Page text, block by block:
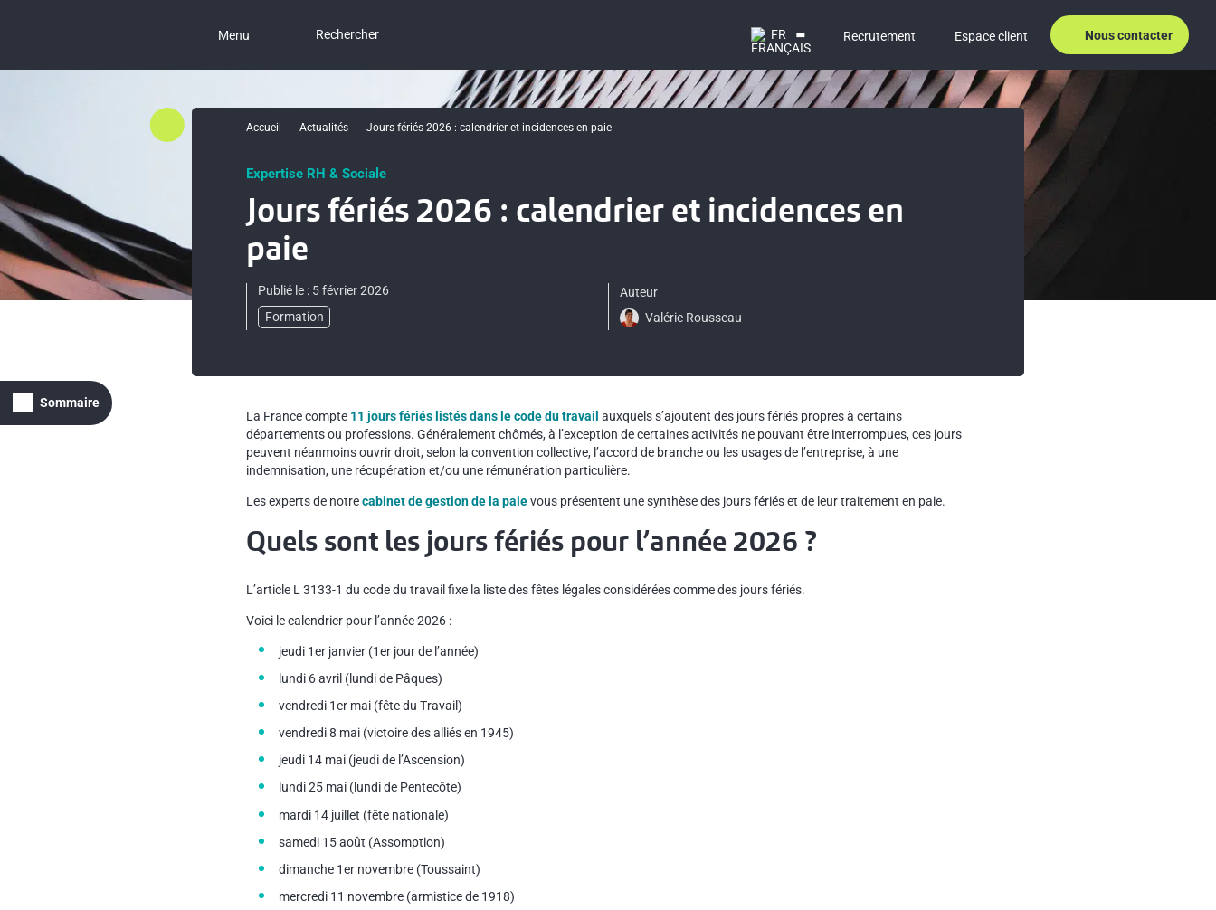
Menu Rechercher FR Recrutement Espace client Nous contacter
Accueil Actualités Jours fériés 2026 : calendrier et incidences en paie
Expertise RH & Sociale
Jours fériés 2026 : calendrier et incidences en
paie
Publié le : 5 février 2026
Formation
Auteur
Valérie Rousseau
Sommaire
La France compte 11 jours fériés listés dans le code du travail auxquels s’ajoutent des jours fériés propres à certains
départements ou professions. Généralement chômés, à l’exception de certaines activités ne pouvant être interrompues, ces jours
peuvent néanmoins ouvrir droit, selon la convention collective, l’accord de branche ou les usages de l’entreprise, à une
indemnisation, une récupération et/ou une rémunération particulière.
Les experts de notrecabinet de gestion de la paievous présentent une synthèse des jours fériés et de leur traitement en paie.
Quels sont les jours fériés pour l’année 2026 ?
L’article L 3133-1 du code du travail fixe la liste des fêtes légales considérées comme des jours fériés.
Voici le calendrier pour l’année 2026 :
jeudi 1er janvier (1er jour de l’année)
lundi 6 avril (lundi de Pâques)
vendredi 1er mai (fête du Travail)
vendredi 8 mai (victoire des alliés en 1945)
jeudi 14 mai (jeudi de l’Ascension)
lundi 25 mai (lundi de Pentecôte)
mardi 14 juillet (fête nationale)
samedi 15 août (Assomption)
dimanche 1er novembre (Toussaint)
mercredi 11 novembre (armistice de 1918)